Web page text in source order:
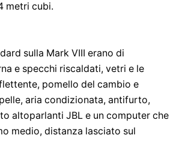
metri cubi.
sulla Mark VIII erano di
e specchi riscaldati, vetri e le
pomello del cambio e
aria condizionata, antifurto,
altoparlanti JBL e un computer che
medio, distanza lasciato sul